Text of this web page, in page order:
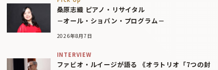
桑原志織 ピアノ・リサイタル
－オール・ショパン・プログラム－
2026年8月7日
INTERVIEW
ファビオ・ルイージが語る 《オラトリオ「7つの封